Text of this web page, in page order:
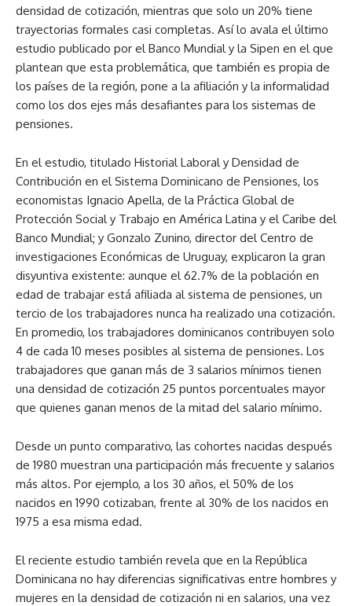
densidad de cotización, mientras que solo un 20% tiene
trayectorias formales casi completas. Así lo avala el último
estudio publicado por el Banco Mundial y la Sipen en el que
plantean que esta problemática, que también es propia de
los países de la región, pone a la afiliación y la informalidad
como los dos ejes más desafiantes para los sistemas de
pensiones.
En el estudio, titulado Historial Laboral y Densidad de
Contribución en el Sistema Dominicano de Pensiones, los
economistas Ignacio Apella, de la Práctica Global de
Protección Social y Trabajo en América Latina y el Caribe del
Banco Mundial; y Gonzalo Zunino, director del Centro de
investigaciones Económicas de Uruguay, explicaron la gran
disyuntiva existente: aunque el 62.7% de la población en
edad de trabajar está afiliada al sistema de pensiones, un
tercio de los trabajadores nunca ha realizado una cotización.
En promedio, los trabajadores dominicanos contribuyen solo
4 de cada 10 meses posibles al sistema de pensiones. Los
trabajadores que ganan más de 3 salarios mínimos tienen
una densidad de cotización 25 puntos porcentuales mayor
que quienes ganan menos de la mitad del salario mínimo.
Desde un punto comparativo, las cohortes nacidas después
de 1980 muestran una participación más frecuente y salarios
más altos. Por ejemplo, a los 30 años, el 50% de los
nacidos en 1990 cotizaban, frente al 30% de los nacidos en
1975 a esa misma edad.
El reciente estudio también revela que en la República
Dominicana no hay diferencias significativas entre hombres y
mujeres en la densidad de cotización ni en salarios, una vez